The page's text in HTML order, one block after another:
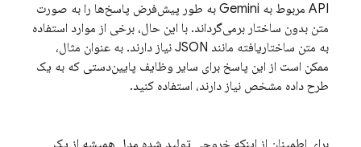
API مربوط به Gemini
به طور پیش‌فرض پاسخ‌ها را به صورت
متن بدون ساختار برمی‌گرداند. با این حال، برخی از موارد استفاده
به متن ساختاریافته مانند JSON نیاز دارند. به عنوان مثال،
ممکن است از این پاسخ برای سایر وظایف پایین‌دستی که به یک
طرح داده مشخص نیاز دارند، استفاده کنید.
برای اطمینان از اینکه خروجی تولید شده مدل همیشه از یک